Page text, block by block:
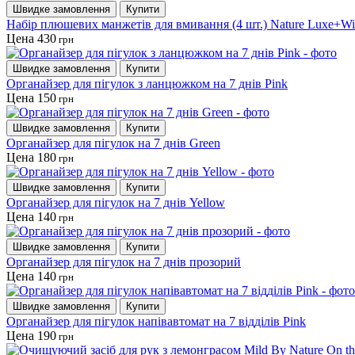
Швидке замовлення Купити
Набір плюшевих манжетів для вмивання (4 шт.) Nature
Цена 430 грн
Швидке замовлення Купити
Органайзер для пігулок з ланцюжком на 7 днів Pink
Цена 150 грн
Швидке замовлення Купити
Органайзер для пігулок на 7 днів Green
Цена 180 грн
Швидке замовлення Купити
Органайзер для пігулок на 7 днів Yellow
Цена 140 грн
Швидке замовлення Купити
Органайзер для пігулок на 7 днів прозорий
Цена 140 грн
Швидке замовлення Купити
Органайзер для пігулок напівавтомат на 7 відділів Pink
Цена 190 грн